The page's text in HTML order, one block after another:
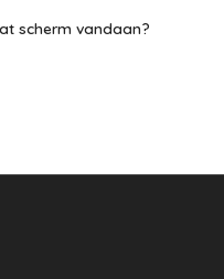
scherm vandaan?